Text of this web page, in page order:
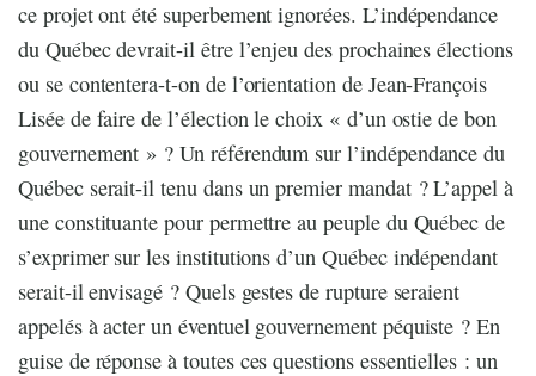
ce projet ont été superbement ignorées. L’indépendance
du Québec devrait-il être l’enjeu des prochaines élections
ou se contentera-t-on de l’orientation de Jean-François
Lisée de faire de l’élection le choix « d’un ostie de bon
gouvernement » ? Un référendum sur l’indépendance du
Québec serait-il tenu dans un premier mandat ? L’appel à
une constituante pour permettre au peuple du Québec de
s’exprimer sur les institutions d’un Québec indépendant
serait-il envisagé ? Quels gestes de rupture seraient
appelés à acter un éventuel gouvernement péquiste ? En
guise de réponse à toutes ces questions essentielles : un